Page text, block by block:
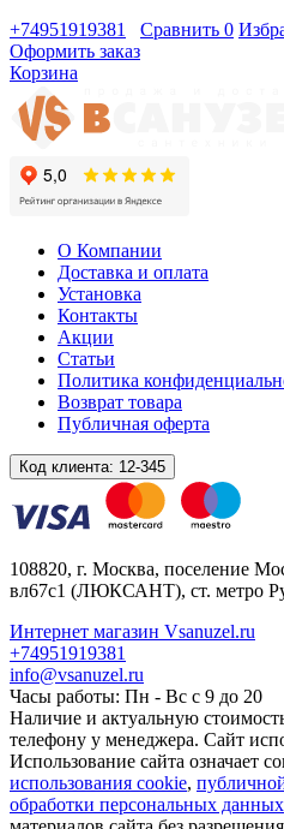
+74951919381
Сравнить 0
Оформить заказ
Корзина
О Компании
Доставка и оплата
Установка
Контакты
Акции
Статьи
Политика
Возврат товара
Публичная оферта
Код клиента: 12-345
108820, г. Москва, поселение
вл67с1 (ЛЮКСАНТ), ст. метро
Интернет магазин Vsanuzel.ru
+74951919381
info@vsanuzel.ru
Часы работы: Пн - Вс с 9 до 20
Наличие и актуальную
телефону у менеджера. Сайт
Использование сайта означает
использования cookie,
обработки персональных данных